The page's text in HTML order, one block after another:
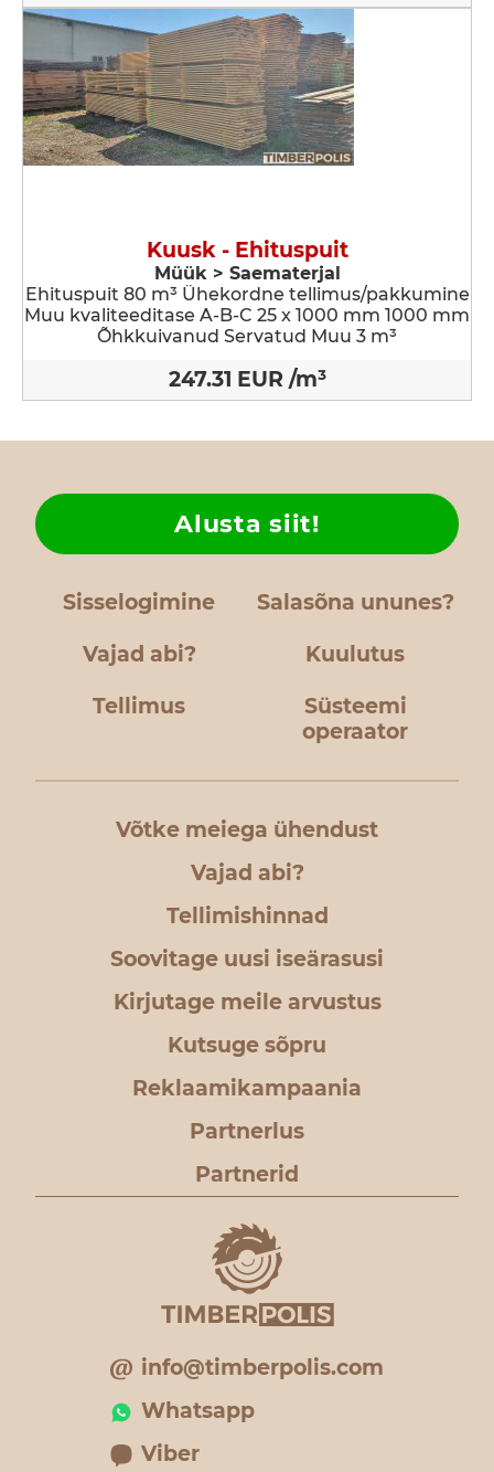
Kuusk - Ehituspuit
Müük > Saematerjal
Ehituspuit 80 m³ Ühekordne tellimus/pakkumine
Muu kvaliteeditase A-B-C 25 x 1000 mm 1000 mm
Õhkkuivanud Servatud Muu 3 m³
247.31 EUR /m³
Sisselogimine Salasõna ununes?
Vajad abi?
Alusta siit!
Kuulutus
Tellimus
Süsteemi
operaator
Võtke meiega ühendust
Vajad abi?
Tellimishinnad
Soovitage uusi iseärasusi
Kirjutage meile arvustus
Kutsuge sõpru
Reklaamikampaania
Partnerlus
Partnerid
info@timberpolis.com
Whatsapp
Viber